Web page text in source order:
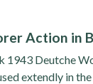
Action in
1943 Deutche
extendly in